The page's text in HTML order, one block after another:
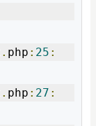
. php : 25 :
. php : 27 :